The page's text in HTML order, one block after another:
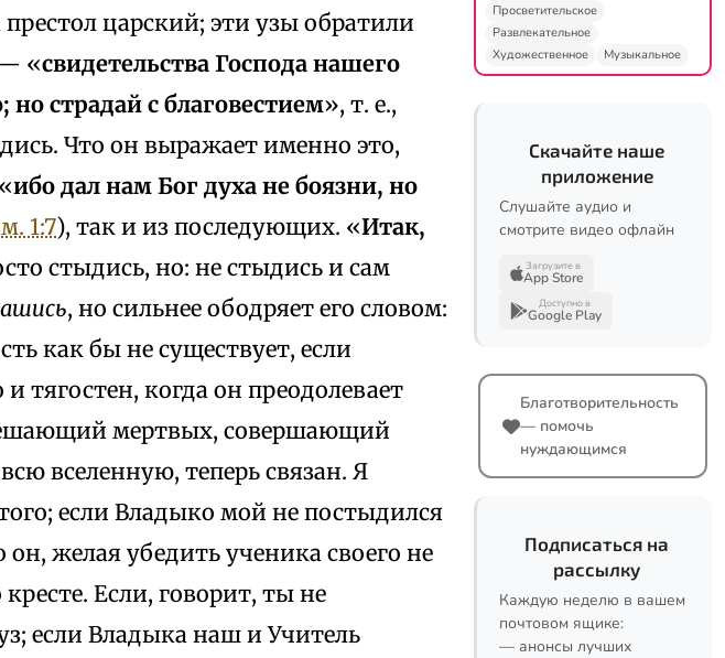
престол царский; эти узы обратили
«свидетельства Господа нашего
страдай с благовестием», т. е.,
Что он выражает именно это,
ибо дал нам Бог духа не боязни, но
1:7), так и из последующих. «Итак,
стыдись, но: не стыдись и сам
, но сильнее ободряет его словом:
как бы не существует, если
тягостен, когда он преодолевает
мертвых, совершающий
вселенную, теперь связан. Я
если Владыко мой не постыдился
желая убедить ученика своего не
Если, говорит, ты не
если Владыка наш и Учитель
Просветительское
Развлекательное
Художественное
Музыкальное
Скачайте наше
приложение
Слушайте аудио и
смотрите видео офлайн
Загрузите в
App Store
Доступно в
Google Play
Благотворительность
— помочь
нуждающимся
Подписаться на
рассылку
Каждую неделю в вашем
почтовом ящике:
— анонсы лучших